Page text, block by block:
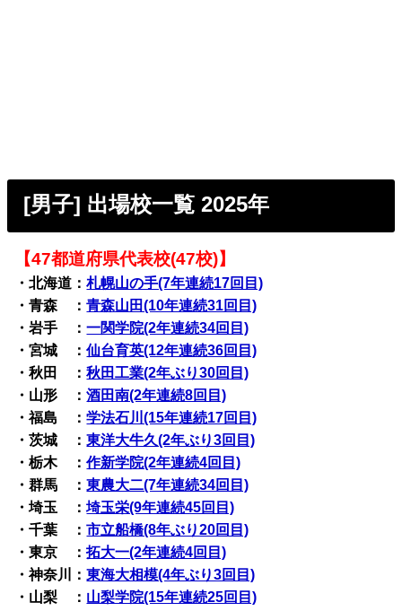
[男子] 出場校一覧 2025年
【47都道府県代表校(47校)】
・北海道：札幌山の手(7年連続17回目)
・青森 ：青森山田(10年連続31回目)
・岩手 ：一関学院(2年連続34回目)
・宮城 ：仙台育英(12年連続36回目)
・秋田 ：秋田工業(2年ぶり30回目)
・山形 ：酒田南(2年連続8回目)
・福島 ：学法石川(15年連続17回目)
・茨城 ：東洋大牛久(2年ぶり3回目)
・栃木 ：作新学院(2年連続4回目)
・群馬 ：東農大二(7年連続34回目)
・埼玉 ：埼玉栄(9年連続45回目)
・千葉 ：市立船橋(8年ぶり20回目)
・東京 ：拓大一(2年連続4回目)
・神奈川：東海大相模(4年ぶり3回目)
・山梨 ： 山梨学院(15年連続25回目)